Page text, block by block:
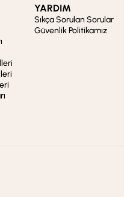
YARDIM
Sıkça Sorulan Sorular
Güvenlik Politikamız